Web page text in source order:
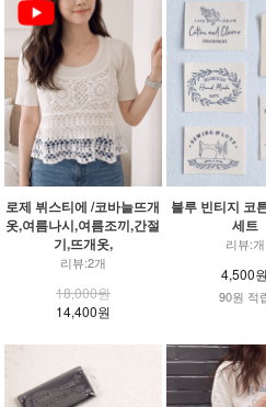
로제 뷔스티에 /코바늘뜨개
옷,여름나시,여름조끼,간절
기,뜨개옷,
리뷰:2개
18,000원
14,400원
블루 빈티지 코
세트
리뷰:개
4,500원
90원 적